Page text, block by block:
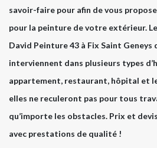
savoir-faire pour afin de vous
pour la peinture de votre extérieur.
David Peinture 43 à Fix Saint Geneys
interviennent dans plusieurs types
appartement, restaurant, hôpital et
elles ne reculeront pas pour tous
qu’importe les obstacles. Prix et
avec prestations de qualité !